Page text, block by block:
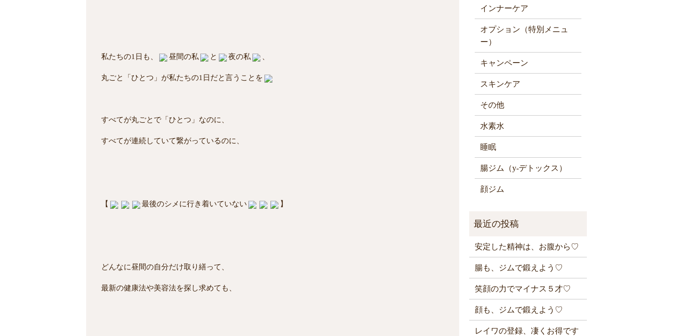
私たちの1日も、 昼間の私 と 夜の私 、
丸ごと「ひとつ」が私たちの1日だと言うことを
すべてが丸ごとで「ひとつ」なのに、
すべてが連続していて繋がっているのに、
【 最後のシメに行き着いていない 】
どんなに昼間の自分だけ取り繕って、
最新の健康法や美容法を探し求めても、
インナーケア
オプション（特別メニュ
ー）
キャンペーン
スキンケア
その他
水素水
睡眠
腸ジム（y-デトックス）
顔ジム
安定した精神は、お腹から♡
腸も、ジムで鍛えよう♡
笑顔の力でマイナス５才♡
顔も、ジムで鍛えよう♡
レイワの登録、凄くお得です